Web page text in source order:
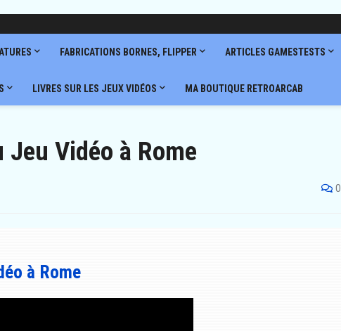
FABRICATIONS BORNES, FLIPPER ARTICLES GAMESTESTS
LIVRES SUR LES JEUX VIDÉOS MA BOUTIQUE RETROARCAB
Vidéo à Rome
0
à Rome